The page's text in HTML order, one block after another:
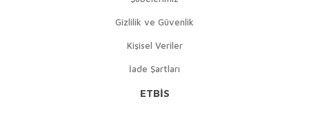
Gizlilik ve Güvenlik
Kişisel Veriler
İade Şartları
ETBİS